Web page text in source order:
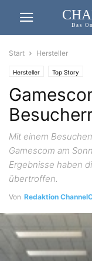
Das
Start Hersteller
Hersteller Top Story
Mit einem
Gamescom am
Ergebnisse haben
übertroffen.
Von Redaktion